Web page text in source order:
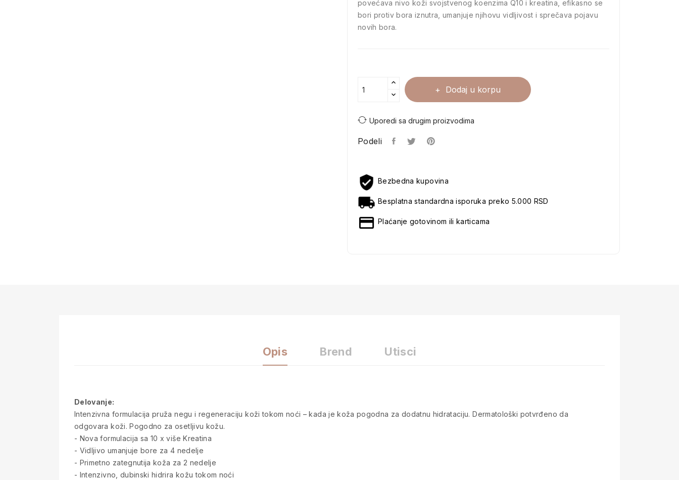
povećava nivo koži svojstvenog koenzima Q10 i kreatina, efikasno se
bori protiv bora iznutra, umanjuje njihovu vidljivost i sprečava pojavu
novih bora.
Dodaj u korpu
Uporedi sa drugim proizvodima
Podeli
Bezbedna kupovina
Besplatna standardna isporuka preko 5.000 RSD
Plaćanje gotovinom ili karticama
Opis Brend Utisci
Delovanje:
Intenzivna formulacija pruža negu i regeneraciju koži tokom noći – kada je koža pogodna za dodatnu hidrataciju. Dermatološki potvrđeno da
odgovara koži. Pogodno za osetljivu kožu.
- Nova formulacija sa 10 x više Kreatina
- Vidljivo umanjuje bore za 4 nedelje
- Primetno zategnutija koža za 2 nedelje
- Intenzivno, dubinski hidrira kožu tokom noći